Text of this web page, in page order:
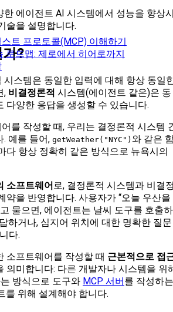
트 프로토콜(MCP) 이해하기
로드맵: 제로에서 히어로까지
한 에이전트 AI 시스템에서 성능을 향상
술을 설명합니다.
?
시스템은 동일한 입력에 대해 항상 동일
, 비결정론적 시스템(에이전트 같은)은 동
다양한 응답을 생성할 수 있습니다.
를 작성할 때, 우리는 결정론적 시스템
. 예를 들어, getWeather("NYC") 와 같은
다 항상 정확히 같은 방식으로 뉴욕시의
소프트웨어 로, 결정론적 시스템과 비결
약을 반영합니다. 사용자가 “오늘 우산을
물으면, 에이전트는 날씨 도구를 호출하
하거나, 심지어 위치에 대한 명확한 질문
다.
소프트웨어를 작성할 때 근본적으로 접
의미합니다: 다른 개발자나 시스템을 위
방식으로 도구와 MCP 서버를 작성하는
를 위해 설계해야 합니다.